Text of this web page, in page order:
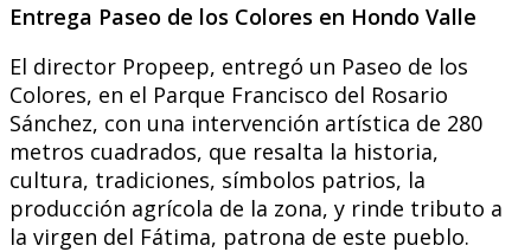
Entrega Paseo de los Colores en Hondo Valle
El director Propeep, entregó un Paseo de los
Colores, en el Parque Francisco del Rosario
Sánchez, con una intervención artística de 280
metros cuadrados, que resalta la historia,
cultura, tradiciones, símbolos patrios, la
producción agrícola de la zona, y rinde tributo a
la virgen del Fátima, patrona de este pueblo.